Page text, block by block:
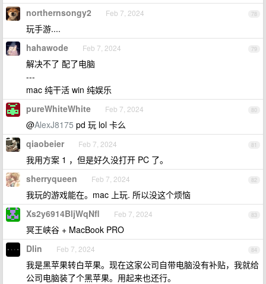
78
northernsongy2 Feb 7, 2024
玩手游....
79
hahawode Feb 7, 2024
解决不了 配了电脑
---
mac 纯干活 win 纯娱乐
80
pureWhiteWhite Feb 7, 2024
@AlexJ8175 pd 玩 lol 卡么
81
qiaobeier Feb 7, 2024
我用方案 1 ，但是好久没打开 PC 了。
82
sherryqueen Feb 7, 2024
我玩的游戏能在。mac 上玩. 所以没这个烦恼
83
Xs2y6914BljWqNfl Feb 7, 2024
冥王峡谷 + MacBook PRO
84
Dlin Feb 7, 2024
我是黑苹果转白苹果。现在这家公司自带电脑没有补贴，我就给
公司电脑装了个黑苹果。用起来也还行。